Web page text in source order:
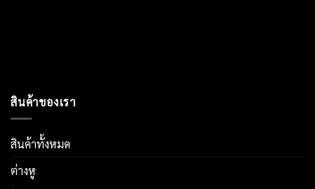
สินค้าของเรา
สินค้าทั้งหมด
ต่างหู